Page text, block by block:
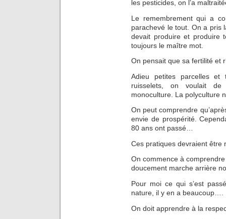
les pesticides, on l’a
Le remembrement qui a
parachevé le tout. On a pris
devait produire et produire
toujours le maître mot.
On pensait que sa fertilité et
Adieu petites parcelles et
ruisselets, on voulait
monoculture. La polyculture
On peut comprendre
envie de prospérité.
80 ans ont passé…
Ces pratiques devraient être
On commence à
doucement marche arrière
Pour moi ce qui s’est
nature, il y en a beaucoup….
On doit apprendre à la